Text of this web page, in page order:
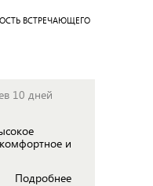
ВСТРЕЧАЮЩЕГО
10 дней
и
Подробнее